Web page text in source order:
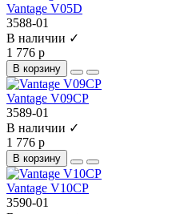
Vantage V05D
3588-01
В наличии ✓
1 776 р
В корзину
Vantage V09CP
3589-01
В наличии ✓
1 776 р
В корзину
Vantage V10CP
3590-01